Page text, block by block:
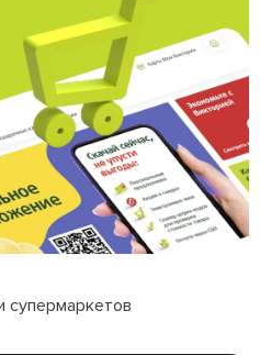
супермаркетов